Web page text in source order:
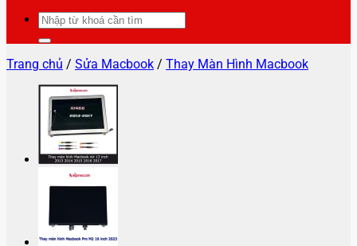
Tìm
kiếm:
Trang chủ / Sửa Macbook / Thay Màn Hình Macbook